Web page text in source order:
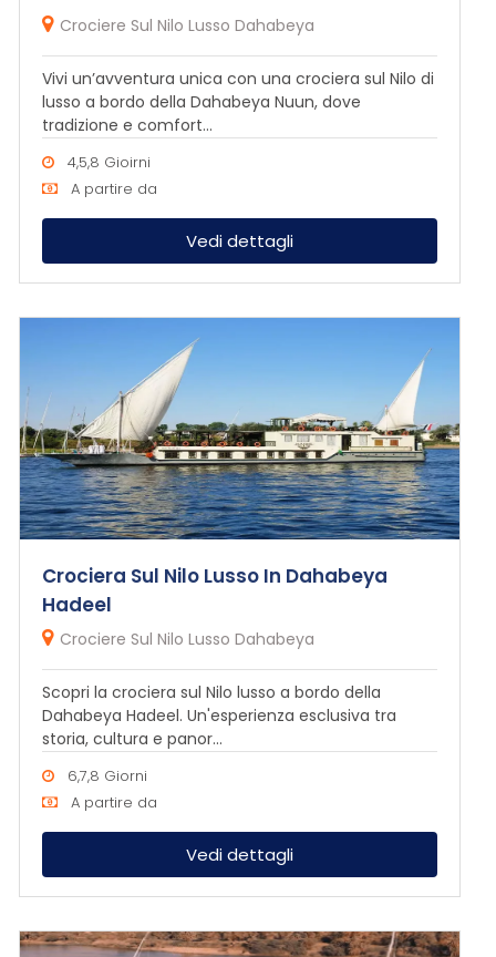
Crociere Sul Nilo Lusso Dahabeya
Vivi un’avventura unica con una crociera sul Nilo di
lusso a bordo della Dahabeya Nuun, dove
tradizione e comfort...
4,5,8 Gioirni
A partire da
Vedi dettagli
Crociera Sul Nilo Lusso In Dahabeya
Hadeel
Crociere Sul Nilo Lusso Dahabeya
Scopri la crociera sul Nilo lusso a bordo della
Dahabeya Hadeel. Un'esperienza esclusiva tra
storia, cultura e panor...
6,7,8 Giorni
A partire da
Vedi dettagli